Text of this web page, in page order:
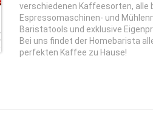
verschiedenen Kaffeesorten, alle
Espressomaschinen- und
Baristatools und exklusive
Bei uns findet der Homebarista
perfekten Kaffee zu Hause!